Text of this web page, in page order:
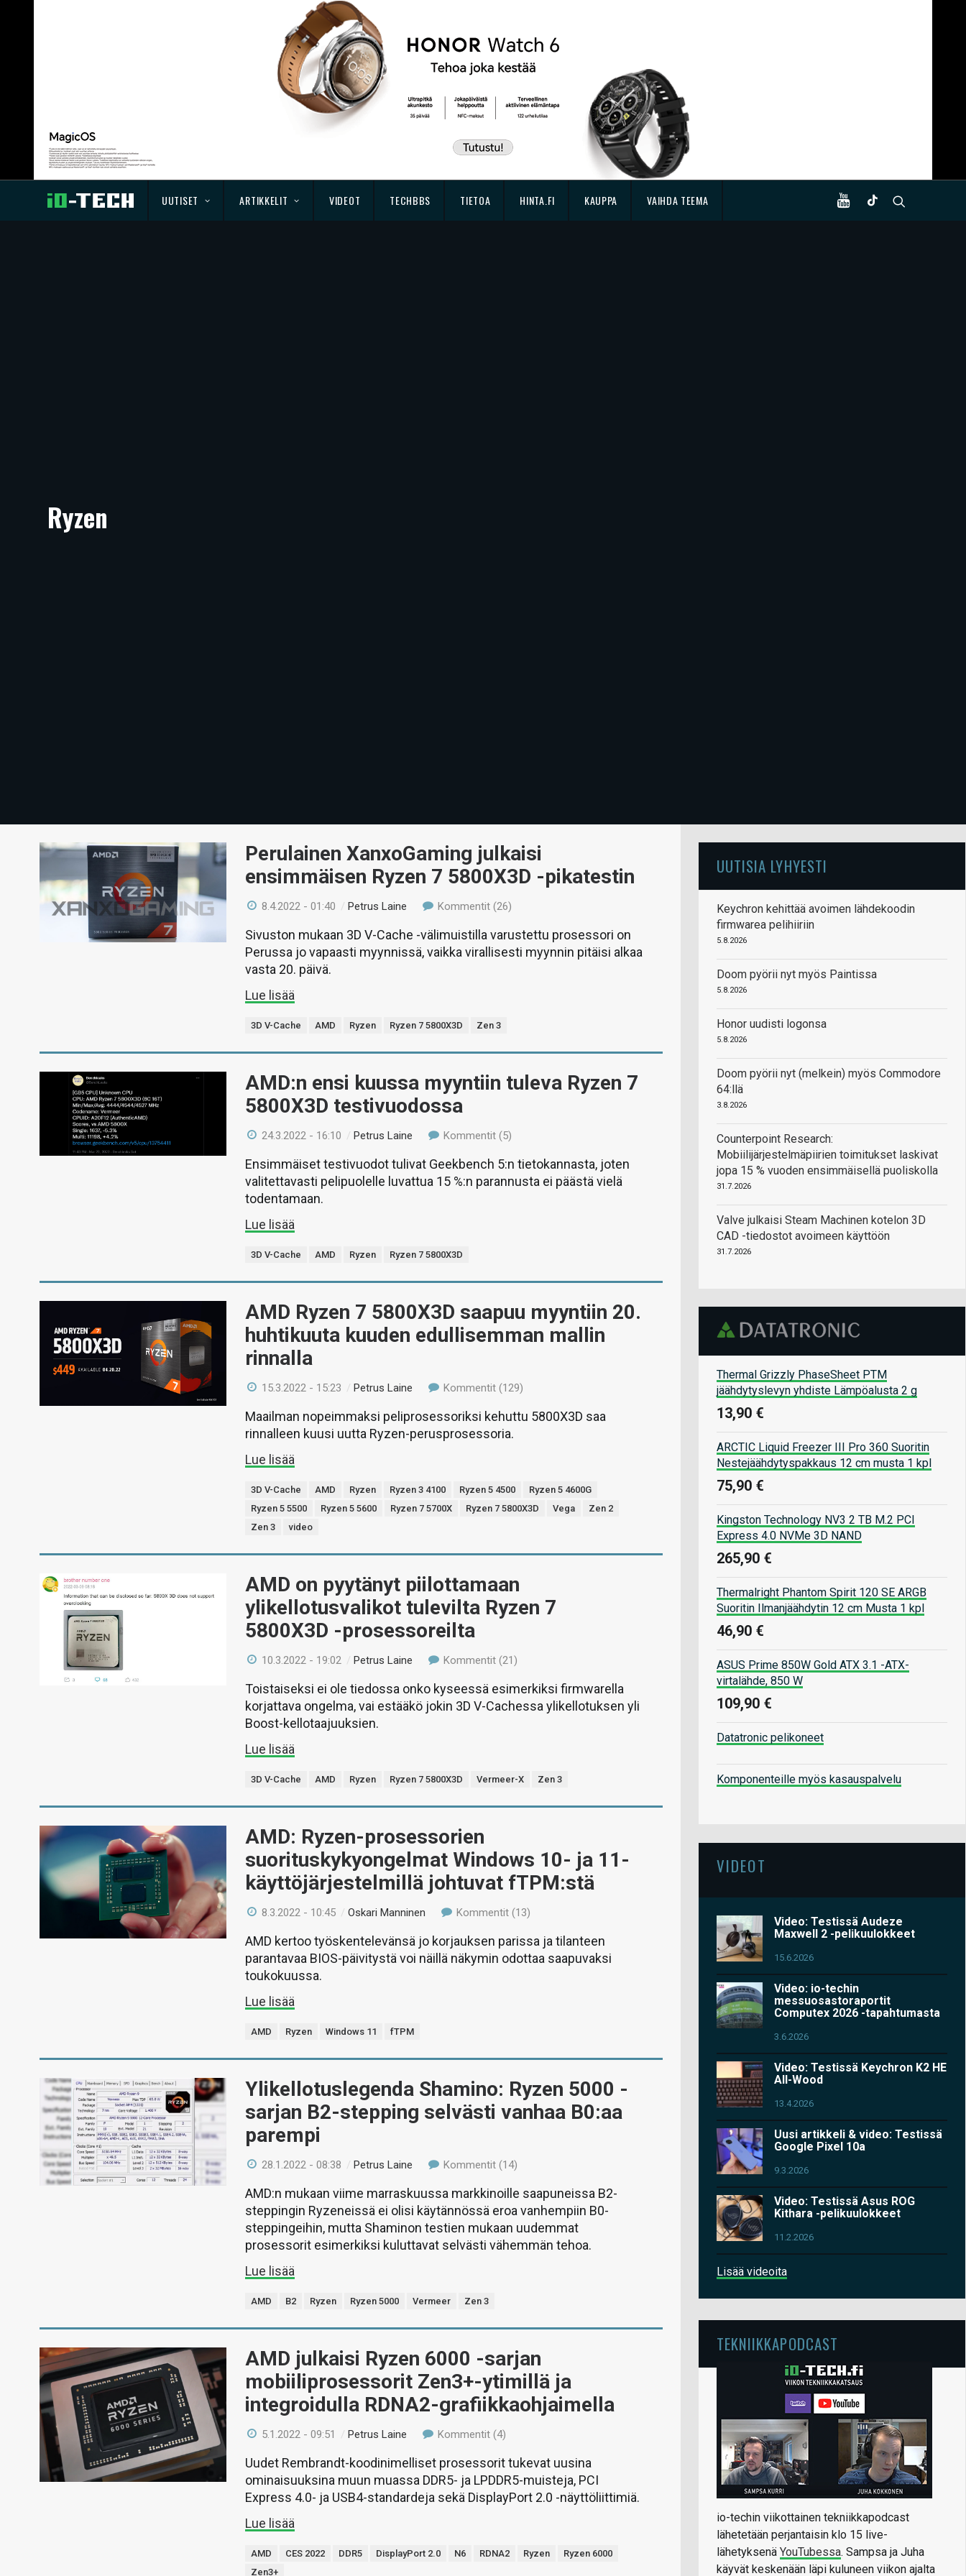
UUTISET ARTIKKELIT VIDEOT TECHBBS TIETOA HINTA.FI KAUPPA VAIHDA TEEMA
Ryzen
Perulainen XanxoGaming julkaisi
ensimmäisen Ryzen 7 5800X3D -pikatestin
8.4.2022 - 01:40 /Petrus Laine Kommentit (26)
Sivuston mukaan 3D V-Cache -välimuistilla varustettu prosessori on
Perussa jo vapaasti myynnissä, vaikka virallisesti myynnin pitäisi alkaa
vasta 20. päivä.
Lue lisää
3D V-Cache AMD Ryzen Ryzen 7 5800X3D Zen 3
AMD:n ensi kuussa myyntiin tuleva Ryzen 7
5800X3D testivuodossa
24.3.2022 - 16:10 /Petrus Laine Kommentit (5)
Ensimmäiset testivuodot tulivat Geekbench 5:n tietokannasta, joten
valitettavasti pelipuolelle luvattua 15 %:n parannusta ei päästä vielä
todentamaan.
Lue lisää
3D V-Cache AMD Ryzen Ryzen 7 5800X3D
AMD Ryzen 7 5800X3D saapuu myyntiin 20.
huhtikuuta kuuden edullisemman mallin
rinnalla
15.3.2022 - 15:23 /Petrus Laine Kommentit (129)
Maailman nopeimmaksi peliprosessoriksi kehuttu 5800X3D saa
rinnalleen kuusi uutta Ryzen-perusprosessoria.
Lue lisää
3D V-Cache AMD Ryzen Ryzen 3 4100 Ryzen 5 4500
Ryzen 5 4600G
Ryzen 5 5500
Ryzen 5 5600 Ryzen 7 5700X Ryzen 7 5800X3D Vega
Zen 2
Zen 3
video
AMD on pyytänyt piilottamaan
ylikellotusvalikot tulevilta Ryzen 7
5800X3D -prosessoreilta
10.3.2022 - 19:02 /Petrus Laine Kommentit (21)
Toistaiseksi ei ole tiedossa onko kyseessä esimerkiksi firmwarella
korjattava ongelma, vai estääkö jokin 3D V-Cachessa ylikellotuksen yli
Boost-kellotaajuuksien.
Lue lisää
3D V-Cache AMD Ryzen Ryzen 7 5800X3D Vermeer-X Zen 3
AMD: Ryzen-prosessorien
suorituskykyongelmat Windows 10- ja 11-
käyttöjärjestelmillä johtuvat fTPM:stä
8.3.2022 - 10:45 /Oskari Manninen Kommentit (13)
AMD kertoo työskentelevänsä jo korjauksen parissa ja tilanteen
parantavaa BIOS-päivitystä voi näillä näkymin odottaa saapuvaksi
toukokuussa.
Lue lisää
AMD Ryzen Windows 11 fTPM
Ylikellotuslegenda Shamino: Ryzen 5000 -
sarjan B2-stepping selvästi vanhaa B0:aa
parempi
28.1.2022 - 08:38 /Petrus Laine Kommentit (14)
AMD:n mukaan viime marraskuussa markkinoille saapuneissa B2-
steppingin Ryzeneissä ei olisi käytännössä eroa vanhempiin B0-
steppingeihin, mutta Shaminon testien mukaan uudemmat
prosessorit esimerkiksi kuluttavat selvästi vähemmän tehoa.
Lue lisää
AMD B2 Ryzen Ryzen 5000 Vermeer Zen 3
AMD julkaisi Ryzen 6000 -sarjan
mobiiliprosessorit Zen3+-ytimillä ja
integroidulla RDNA2-grafiikkaohjaimella
5.1.2022 - 09:51 /Petrus Laine Kommentit (4)
Uudet Rembrandt-koodinimelliset prosessorit tukevat uusina
ominaisuuksina muun muassa DDR5- ja LPDDR5-muisteja, PCI
Express 4.0- ja USB4-standardeja sekä DisplayPort 2.0 -näyttöliittimiä.
Lue lisää
AMD CES 2022 DDR5 DisplayPort 2.0 N6 RDNA2 Ryzen
Ryzen 6000
Zen3+
UUTISIA LYHYESTI
Keychron kehittää avoimen lähdekoodin
firmwarea pelihiiriin
5.8.2026
Doom pyörii nyt myös Paintissa
5.8.2026
Honor uudisti logonsa
5.8.2026
Doom pyörii nyt (melkein) myös Commodore
64:llä
3.8.2026
Counterpoint Research:
Mobiilijärjestelmäpiirien toimitukset laskivat
jopa 15 % vuoden ensimmäisellä puoliskolla
31.7.2026
Valve julkaisi Steam Machinen kotelon 3D
CAD -tiedostot avoimeen käyttöön
31.7.2026
Thermal Grizzly PhaseSheet PTM
jäähdytyslevyn yhdiste Lämpöalusta 2 g
13,90 €
ARCTIC Liquid Freezer III Pro 360 Suoritin
Nestejäähdytyspakkaus 12 cm musta 1 kpl
75,90 €
Kingston Technology NV3 2 TB M.2 PCI
Express 4.0 NVMe 3D NAND
265,90 €
Thermalright Phantom Spirit 120 SE ARGB
Suoritin Ilmanjäähdytin 12 cm Musta 1 kpl
46,90 €
ASUS Prime 850W Gold ATX 3.1 -ATX-
virtalähde, 850 W
109,90 €
Datatronic pelikoneet
Komponenteille myös kasauspalvelu
VIDEOT
Video: Testissä Audeze
Maxwell 2 -pelikuulokkeet
15.6.2026
Video: io-techin
messuosastoraportit
Computex 2026 -tapahtumasta
3.6.2026
Video: Testissä Keychron K2 HE
All-Wood
13.4.2026
Uusi artikkeli & video: Testissä
Google Pixel 10a
9.3.2026
Video: Testissä Asus ROG
Kithara -pelikuulokkeet
11.2.2026
Lisää videoita
TEKNIIKKAPODCAST
io-techin viikottainen tekniikkapodcast
lähetetään perjantaisin klo 15 live-
lähetyksenä YouTubessa. Sampsa ja Juha
käyvät keskenään läpi kuluneen viikon ajalta